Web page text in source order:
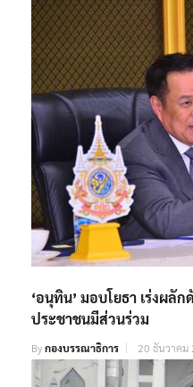
‘อนุทิน’ มอบโยธา เร่งผลั
ประชาชนมีส่วนร่วม
Byกองบรรณาธิการ 20 ธันวาคม